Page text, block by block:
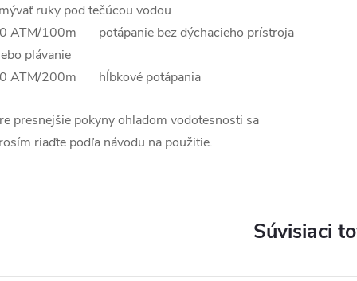
ruky pod tečúcou vodou
ATM/100m potápanie bez dýchacieho prístroja
plávanie
ATM/200m hĺbkové potápania
presnejšie pokyny ohľadom vodotesnosti sa
riaďte podľa návodu na použitie.
Súvisiaci